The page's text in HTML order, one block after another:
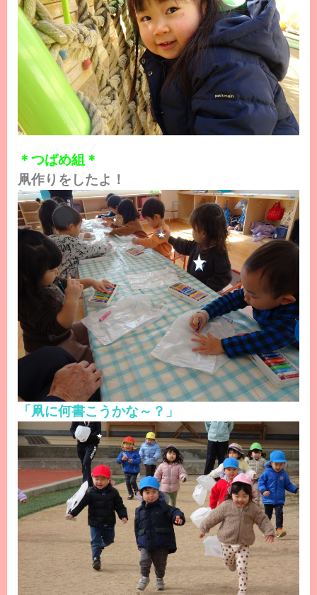
＊つばめ組＊
凧作りをしたよ！
「凧に何書こうかな～？」